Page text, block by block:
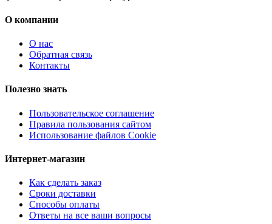
О компании
О нас
Обратная связь
Контакты
Полезно знать
Пользовательское соглашение
Правила пользования сайтом
Использование файлов Cookie
Интернет-магазин
Как сделать заказ
Сроки доставки
Способы оплаты
Ответы на все ваши вопросы